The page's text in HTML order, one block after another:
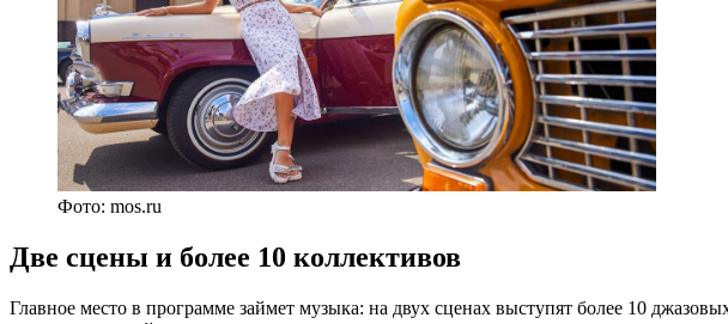
Фото: mos.ru
Две сцены и более 10 коллективов
Главное место в программе займет музыка: на двух сценах выступят более 10